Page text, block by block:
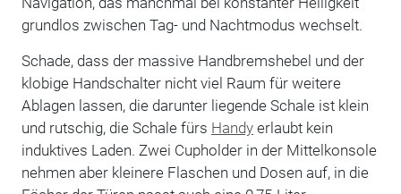
grundlos zwischen Tag- und Nachtmodus wechselt.
Schade, dass der massive Handbremshebel und der
klobige Handschalter nicht viel Raum für weitere
Ablagen lassen, die darunter liegende Schale ist klein
und rutschig, die Schale fürs Handyerlaubt kein
induktives Laden. Zwei Cupholder in der Mittelkonsole
nehmen aber kleinere Flaschen und Dosen auf, in die